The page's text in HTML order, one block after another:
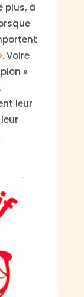
plus, à
. Voire
»
leur